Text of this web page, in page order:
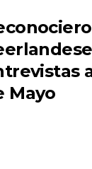
Mayo